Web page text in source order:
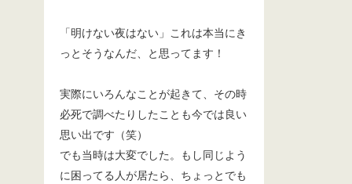
「明けない夜はない」これは本当にき
っとそうなんだ、と思ってます！
実際にいろんなことが起きて、その時
必死で調べたりしたことも今では良い
思い出です（笑）
でも当時は大変でした。もし同じよう
に困ってる人が居たら、ちょっとでも